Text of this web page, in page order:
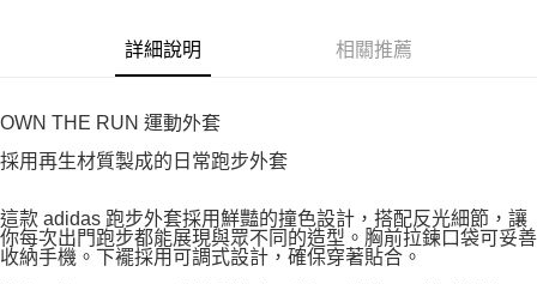
詳細說明 相關推薦
OWN THE RUN 運動外套
採用再生材質製成的日常跑步外套
這款 adidas 跑步外套採用鮮豔的撞色設計，搭配反光細節，讓
你每次出門跑步都能展現與眾不同的造型。胸前拉鍊口袋可妥善
收納手機。下襬採用可調式設計，確保穿著貼合。